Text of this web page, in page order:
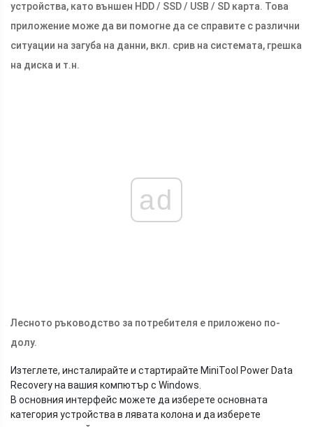
устройства, като външен HDD / SSD / USB / SD карта. Това
приложение може да ви помогне да се справите с различни
ситуации на загуба на данни, вкл. срив на системата, грешка
на диска и т.н.
ad
Лесното ръководство за потребителя е приложено по-
долу.
Изтеглете, инсталирайте и стартирайте MiniTool Power Data
Recovery на вашия компютър с Windows.
В основния интерфейс можете да изберете основната
категория устройства в лявата колона и да изберете